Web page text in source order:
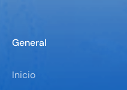
General
Inicio